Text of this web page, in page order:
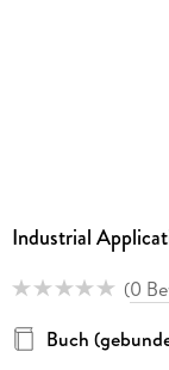
Industrial
(0
Buch